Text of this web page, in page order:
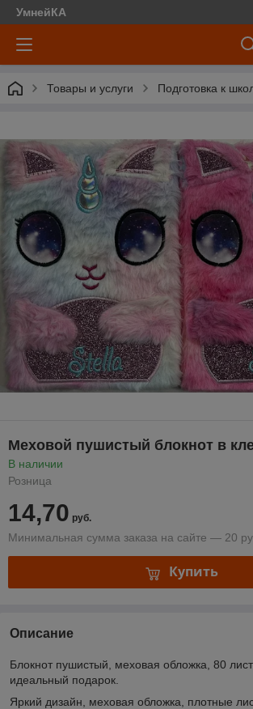
УмнейКА
Товары и услуги Подготовка к
Меховой пушистый блокнот в
В наличии
Розница
14,70 руб.
Минимальная сумма заказа на сайте — 20
Купить
Описание
Блокнот пушистый, меховая обложка, 80
идеальный подарок.
Яркий дизайн, меховая обложка, плотные